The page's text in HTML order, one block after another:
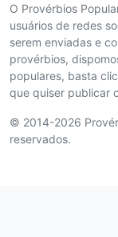
O Provérbios
usuários de redes
serem enviadas e
provérbios,
populares, basta
que quiser publicar
© 2014-2026
reservados.